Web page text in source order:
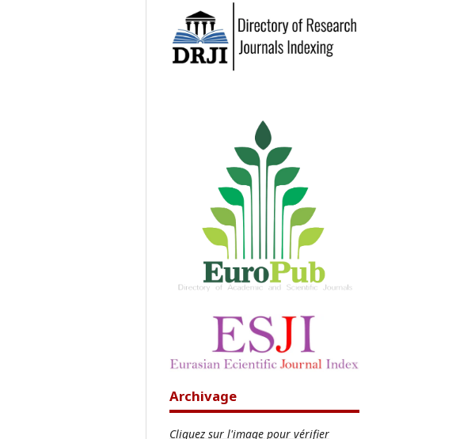
Archivage
Cliquez sur l'image pour vérifier